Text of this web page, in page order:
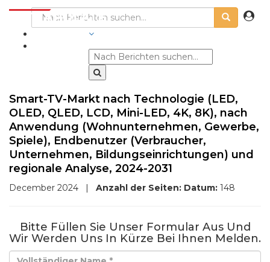
Smart-TV-Markt nach Technologie (LED,
OLED, QLED, LCD, Mini-LED, 4K, 8K), nach
Anwendung (Wohnunternehmen, Gewerbe,
Spiele), Endbenutzer (Verbraucher,
Unternehmen, Bildungseinrichtungen) und
regionale Analyse, 2024-2031
December 2024 | Anzahl der Seiten: Datum: 148
Bitte Füllen Sie Unser Formular Aus Und
Wir Werden Uns In Kürze Bei Ihnen Melden.